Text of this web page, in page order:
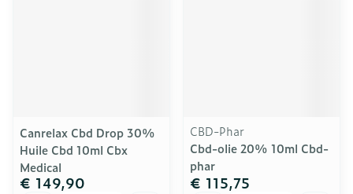
Canrelax Cbd Drop 30%
Huile Cbd 10ml Cbx
Medical
€ 149,90
CBD-Phar
Cbd-olie 20% 10ml Cbd-
phar
€ 115,75